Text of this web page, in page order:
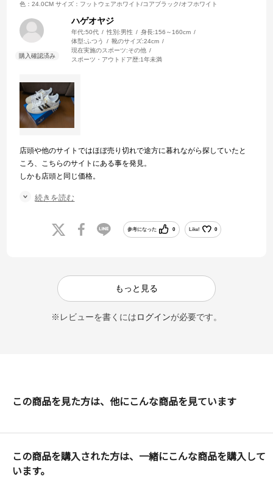
色：24.0CM サイズ：フットウェアホワイト/コアブラック/オフホワイト
ハゲオヤジ
年代:50代 性別:男性 身長:156～160cm
体型:ふつう 靴のサイズ:24cm
現在実施のスポーツ:その他
スポーツ・アウトドア歴:1年未満
店頭や他のサイトではほぼ売り切れで途方に暮れながら探していたと
ころ、こちらのサイトにある事を発見。
しかも店頭と同じ価格。
届いてから品物を確認したところ、もちろん綺麗で箱も潰れて無く、
また絶対利用します。
続きを読む
参考になった 0 Like! 0
もっと見る
※レビューを書くにはログインが必要です。
この商品を見た方は、他にこんな商品を見ています
この商品を購入された方は、一緒にこんな商品を購入して
います。